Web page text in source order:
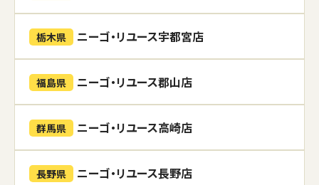
栃木県 ニーゴ・リユース宇都宮店
福島県 ニーゴ・リユース郡山店
群馬県 ニーゴ・リユース高崎店
長野県 ニーゴ・リユース長野店